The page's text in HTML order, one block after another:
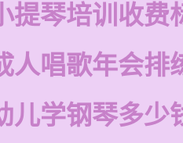
提琴培训收费
人唱歌年会排
儿学钢琴多少